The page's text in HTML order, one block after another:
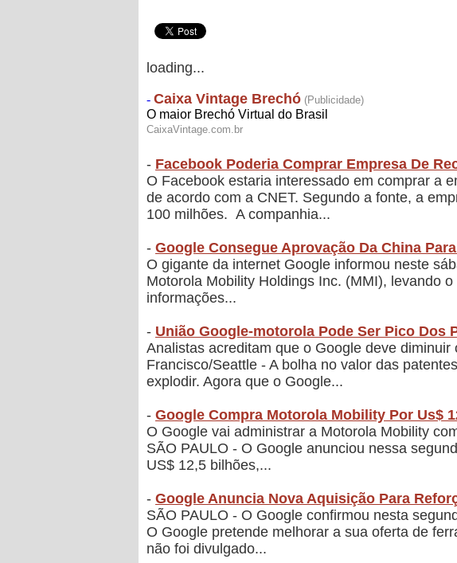
loading...
- Facebook Poderia Comprar Empresa De
O Facebook estaria interessado em comprar a
de acordo com a CNET. Segundo a fonte, a
100 milhões. A companhia...
- Google Consegue Aprovação Da China
O gigante da internet Google informou neste
Motorola Mobility Holdings Inc. (MMI), levando
informações...
- União Google-motorola Pode Ser Pico Dos
Analistas acreditam que o Google deve
Francisco/Seattle - A bolha no valor das
explodir. Agora que o Google...
- Google Compra Motorola Mobility Por Us$
O Google vai administrar a Motorola Mobility
SÃO PAULO - O Google anunciou nessa
US$ 12,5 bilhões,...
- Google Anuncia Nova Aquisição Para
SÃO PAULO - O Google confirmou nesta
O Google pretende melhorar a sua oferta de
não foi divulgado...